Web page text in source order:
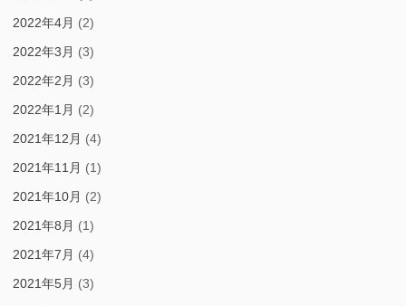
2022年4月 (2)
2022年3月 (3)
2022年2月 (3)
2022年1月 (2)
2021年12月 (4)
2021年11月 (1)
2021年10月 (2)
2021年8月 (1)
2021年7月 (4)
2021年5月 (3)